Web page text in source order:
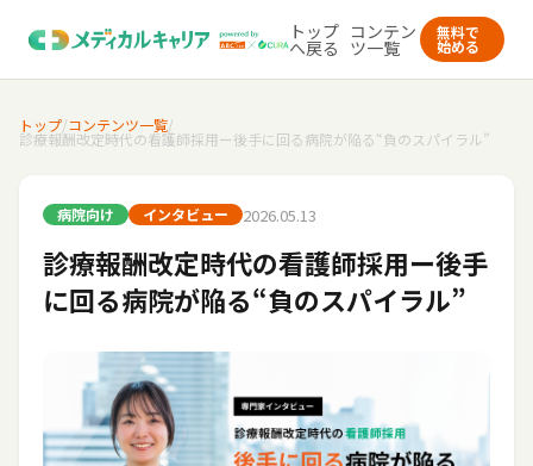
トップ
へ戻る
コンテン
ツ一覧
無料で
始める
トップ/コンテンツ一覧/
診療報酬改定時代の看護師採用ー後手に回る病院が陥る“負のスパイラル”
病院向け インタビュー 2026.05.13
診療報酬改定時代の看護師採用ー後手
に回る病院が陥る“負のスパイラル”